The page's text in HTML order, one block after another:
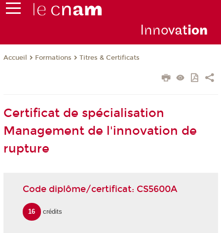
Innovation
Accueil Formations Titres & Certificats
Certificat de spécialisation
Management de l'innovation de
rupture
Code diplôme/certificat: CS5600A
16 crédits